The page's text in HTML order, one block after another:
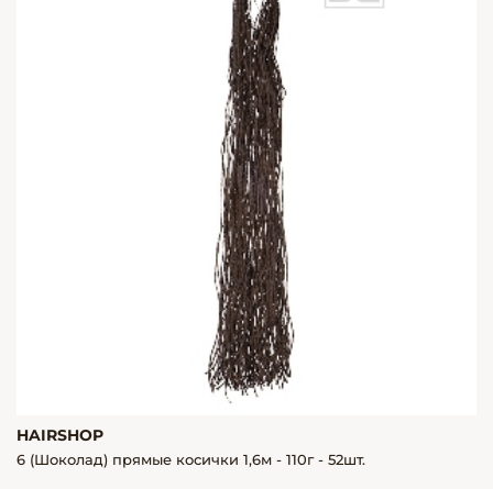
HAIRSHOP
6 (Шоколад) прямые косички 1,6м - 110г - 52шт.